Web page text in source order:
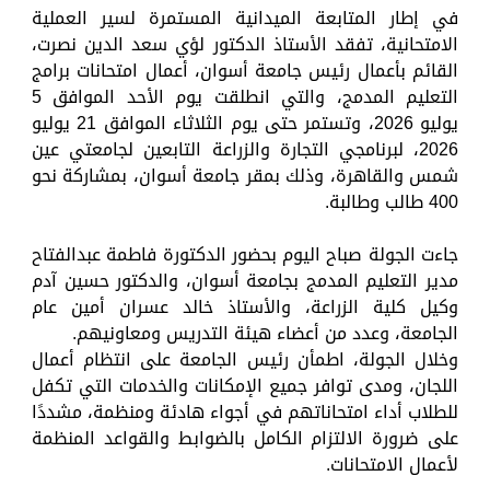
في إطار المتابعة الميدانية المستمرة لسير العملية
الامتحانية، تفقد الأستاذ الدكتور لؤي سعد الدين نصرت،
القائم بأعمال رئيس جامعة أسوان، أعمال امتحانات برامج
التعليم المدمج، والتي انطلقت يوم الأحد الموافق 5
يوليو 2026، وتستمر حتى يوم الثلاثاء الموافق 21 يوليو
2026، لبرنامجي التجارة والزراعة التابعين لجامعتي عين
شمس والقاهرة، وذلك بمقر جامعة أسوان، بمشاركة نحو
400 طالب وطالبة.
جاءت الجولة صباح اليوم بحضور الدكتورة فاطمة عبدالفتاح
مدير التعليم المدمج بجامعة أسوان، والدكتور حسين آدم
وكيل كلية الزراعة، والأستاذ خالد عسران أمين عام
الجامعة، وعدد من أعضاء هيئة التدريس ومعاونيهم.
وخلال الجولة، اطمأن رئيس الجامعة على انتظام أعمال
اللجان، ومدى توافر جميع الإمكانات والخدمات التي تكفل
للطلاب أداء امتحاناتهم في أجواء هادئة ومنظمة، مشددًا
على ضرورة الالتزام الكامل بالضوابط والقواعد المنظمة
لأعمال الامتحانات.